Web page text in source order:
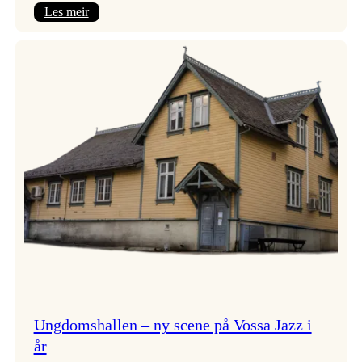
Les meir:
Ungdomshallen – ny scene på Vossa Jazz i
år